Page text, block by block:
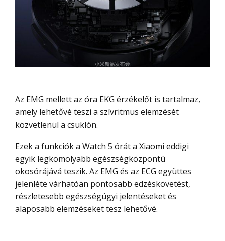
Az EMG mellett az óra EKG érzékelőt is tartalmaz,
amely lehetővé teszi a szívritmus elemzését
közvetlenül a csuklón.
Ezek a funkciók a Watch 5 órát a Xiaomi eddigi
egyik legkomolyabb egészségközpontú
okosórájává teszik. Az EMG és az ECG együttes
jelenléte várhatóan pontosabb edzéskövetést,
részletesebb egészségügyi jelentéseket és
alaposabb elemzéseket tesz lehetővé.